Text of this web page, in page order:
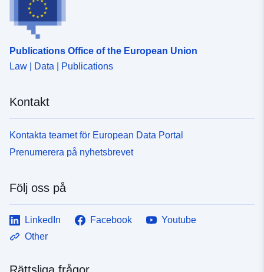
Publications Office of the European Union
Law | Data | Publications
Kontakt
Kontakta teamet för European Data Portal
Prenumerera på nyhetsbrevet
Följ oss på
LinkedIn Facebook
Youtube
Other